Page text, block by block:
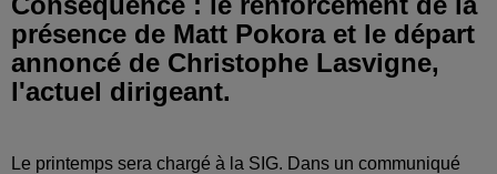
présence de Matt Pokora et le départ
annoncé de Christophe Lasvigne,
l'actuel dirigeant.
Le printemps sera chargé à la SIG. Dans un communiqué